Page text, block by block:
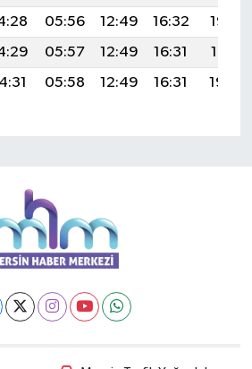
05:56 12:49 16:32
19:32
05:57 12:49 16:31
19:31
05:58 12:49 16:31 19:29